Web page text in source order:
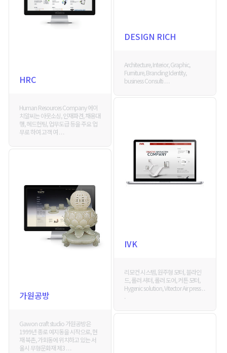
DESIGN RICH
Architecture, Interior, Graphic,
Furniture, Branding Identity,
business Consulti . . .
HRC
Human Resources Company 에이
치알씨는 아웃소싱, 인재파견, 채용대
행, 헤드헌팅, 업무도급 등을 주요 업
무로 하여 고객 여 . . .
IVK
리모컨 시스템, 원주형 모터, 블라인
드, 롤러 셔터, 롤러 도어, 커튼 모터,
Hygenic solution, Vitector Air press . .
.
가원공방
Gawon craft studio 가원공방은
1999년 종로 예지동을 시작으로, 현
재 북촌, 가회동에 위치하고 있는 서
울시 무형문화재 제3 . . .